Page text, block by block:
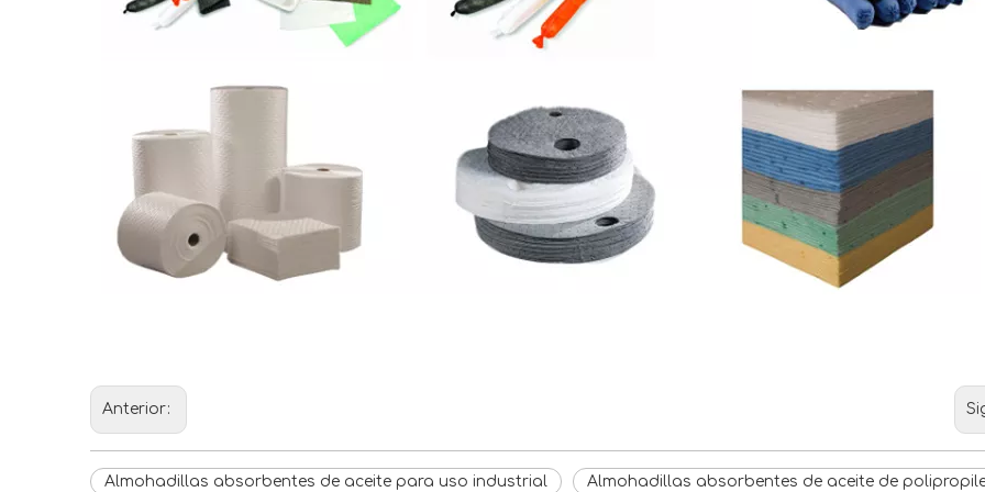
Anterior:
Almohadillas absorbentes de aceite para uso industrial Almohadillas absorbentes de aceite de